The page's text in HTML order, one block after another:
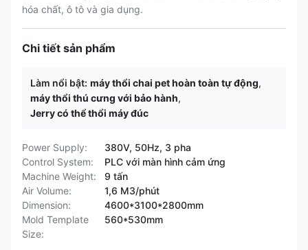
hóa chất, ô tô và gia dụng.
Chi tiết sản phẩm
Làm nổi bật: máy thổi chai pet hoàn toàn tự động,
máy thổi thú cưng với bảo hành,
Jerry có thể thổi máy đúc
Power Supply:
380V, 50Hz, 3 pha
Control System:
PLC với màn hình cảm ứng
Machine Weight:
9 tấn
Air Volume:
1,6 M3/phút
Dimension:
4600*3100*2800mm
Mold Template
Size:
560*530mm